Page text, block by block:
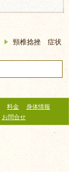
頸椎捻挫 症状
料金
身体情報
お問合せ